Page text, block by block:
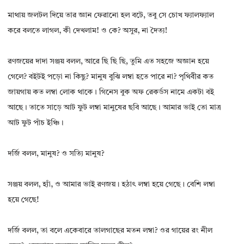
মাথায় জলটল দিয়ে তার জ্ঞান ফেরানো হল বটে, তবু সে চোখ ফ্যালফ্যাল
করে বলতে লাগল, কী দেখলাম! ও কে? অসুর, না দৈত্য!
রণজয়ের দাদা সঞ্জয় বলল, আরে ছি ছি ছি, তুমি এত সহজে অজ্ঞান হয়ে
গেলে? বইটই পড়ো না কিছু? মানুষ বুঝি লম্বা হতে পারে না? পৃথিবীর কত
জায়গায় কত লম্বা লোক থাকে। গিনেস বুক অফ রেকর্ডস নামে একটা বই
আছে। তাতে সাড়ে আট ফুট লম্বা মানুষের ছবি আছে। আমার ভাই তো মাত্র
আট ফুট পাঁচ ইঞ্চি।
দর্জি বলল, মানুষ? ও সত্যি মানুষ?
সঞ্জয় বলল, হ্যাঁ, ও আমার ভাই রণজয়। হঠাৎ লম্বা হয়ে গেছে। বেশি লম্বা
হয়ে গেছে!
দর্জি বলল, তা বলে একেবারে তালগাছের মতন লম্বা? ওর গায়ের রং নীল